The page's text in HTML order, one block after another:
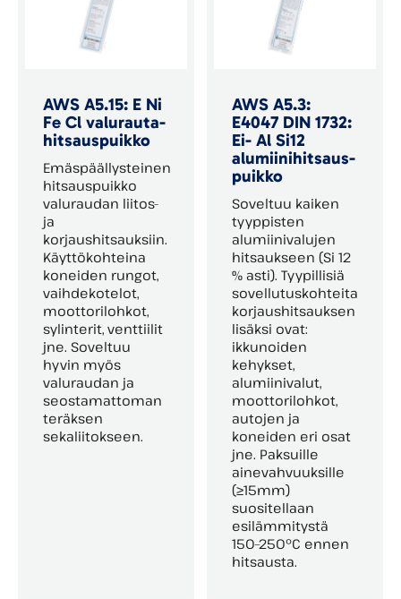
AWS A5.15: E Ni
Fe Cl valu­rauta­
hitsaus­puikko
Emäspäällysteinen
hitsauspuikko
valuraudan liitos-
ja
korjaushitsauksiin.
Käyttökohteina
koneiden rungot,
vaihdekotelot,
moottorilohkot,
sylinterit, venttiilit
jne. Soveltuu
hyvin myös
valuraudan ja
seostamattoman
teräksen
sekaliitokseen.
AWS A5.3:
E4047 DIN 1732:
Ei- Al Si12
alumiini­hitsaus­
puikko
Soveltuu kaiken
tyyppisten
alumiinivalujen
hitsaukseen (Si 12
% asti). Tyypillisiä
sovellutuskohteita
korjaushitsauksen
lisäksi ovat:
ikkunoiden
kehykset,
alumiinivalut,
moottorilohkot,
autojen ja
koneiden eri osat
jne. Paksuille
ainevahvuuksille
(≥15mm)
suositellaan
esilämmitystä
150–250°C ennen
hitsausta.